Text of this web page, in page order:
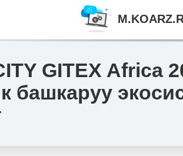
GITEX Africa
башкаруу